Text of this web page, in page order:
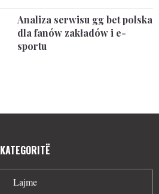
Analiza serwisu gg bet polska
dla fanów zakładów i e-
sportu
KATEGORITË
Lajme